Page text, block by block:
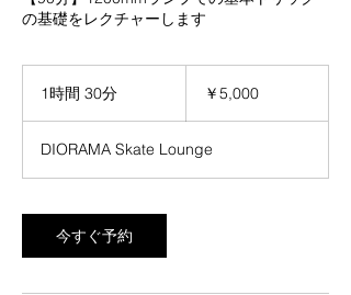
の基礎をレクチャーします
1時間 30分
0
分
￥5,000
DIORAMA Skate Lounge
今すぐ予約